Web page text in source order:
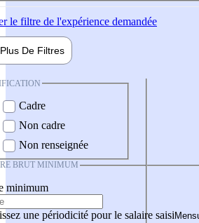
le filtre de l'expérience demandée
Plus De Filtres
Cadre
Non cadre
Non renseignée
BRUT MINIMUM
minimum
une périodicité pour le salaire saisi